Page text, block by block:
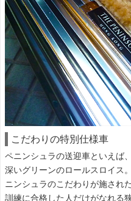
こだわりの特別仕様車
ペニンシュラの送迎車といえば
深いグリーンのロールスロイス
ニンシュラのこだわりが施され
訓練に合格した人だけがなれる